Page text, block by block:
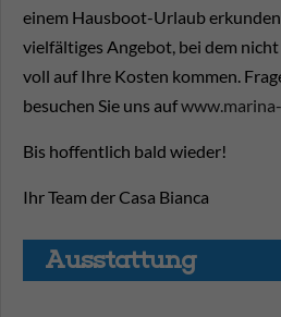
einem Hausboot-Urlaub
vielfältiges Angebot, bei dem
voll auf Ihre Kosten kommen.
besuchen Sie uns auf
Bis hoffentlich bald wieder!
Ihr Team der Casa Bianca
Aus­stat­tung